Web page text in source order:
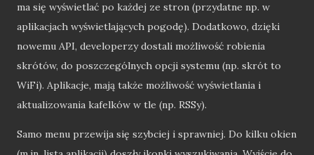
ma się wyświetlać po każdej ze stron (przydatne np. w
aplikacjach wyświetlających pogodę). Dodatkowo, dzięki
nowemu API, developerzy dostali możliwość robienia
skrótów, do poszczególnych opcji systemu (np. skrót to
WiFi). Aplikacje, mają także możliwość wyświetlania i
aktualizowania kafelków w tle (np. RSSy).
Samo menu przewija się szybciej i sprawniej. Do kilku okien